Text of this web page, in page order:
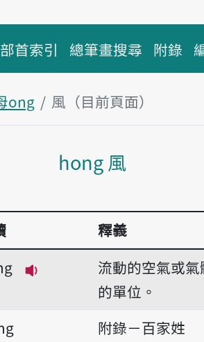
部首索引 總筆畫搜尋 附錄
ong
風（目前頁面）
hong 風
釋義
播放音讀hong
流動的空氣或氣
的單位。
附錄－百家姓